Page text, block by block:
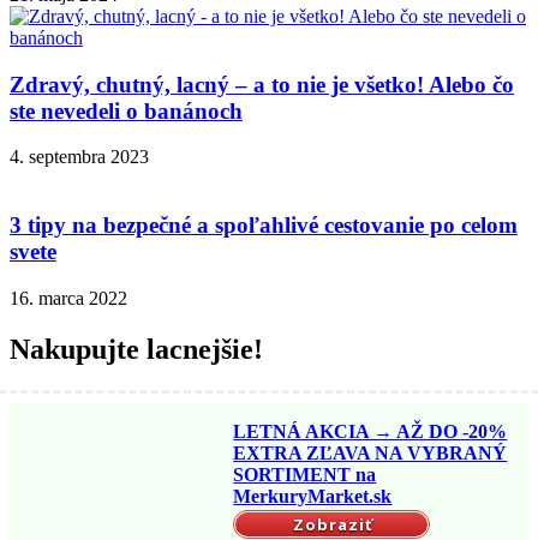
Zdravý, chutný, lacný – a to nie je všetko! Alebo čo
ste nevedeli o banánoch
4. septembra 2023
3 tipy na bezpečné a spoľahlivé cestovanie po celom
svete
16. marca 2022
Nakupujte lacnejšie!
LETNÁ AKCIA → AŽ DO -20%
EXTRA ZĽAVA NA VYBRANÝ
SORTIMENT na
MerkuryMarket.sk
Zobraziť